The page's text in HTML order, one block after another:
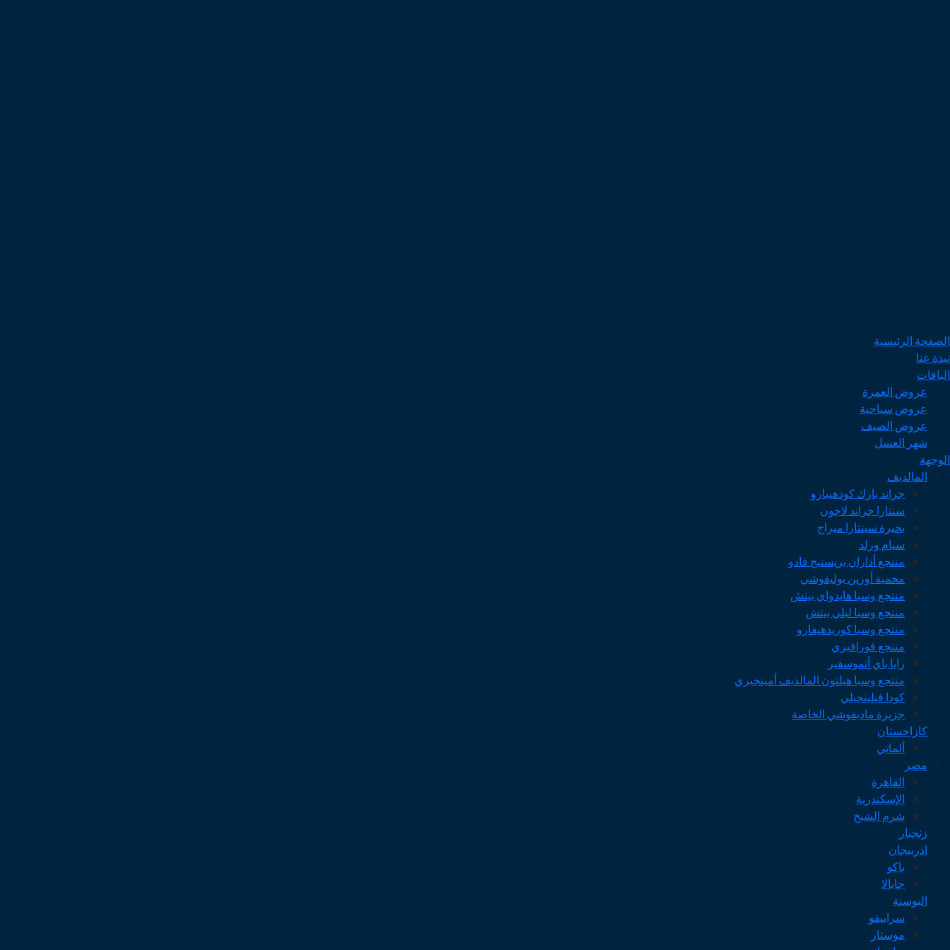
الصفحة الرئيسية
نبذة عنا
الباقات
عروض العمرة
عروض سياحية
عروض الصيف
شهر العسل
الوجهة
المالديف
جراند بارك كودهيبارو
سنتارا جراند لاجون
بحيرة سينتارا ميراج
سيام ورلد
منتجع أداران بريستيج فادو
محمية أوزين بوليفوشي
منتجع وسبا هايدواي بيتش
منتجع وسبا ليلي بيتش
منتجع وسبا كوريدهيفارو
منتجع فورافيري
رايا باي أتموسفير
منتجع وسبا هيلتون المالديف أمينجيري
كودا فيلينجيلي
جزيرة ماديفوشي الخاصة
كازاخستان
ألماتي
مصر
القاهرة
الإسكندرية
شرم الشيخ
زنجبار
اذربيجان
باكو
جابالا
البوسنة
سراييفو
موستار